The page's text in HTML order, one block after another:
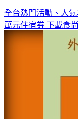
全台熱門活動、人
萬元住宿券 下載食